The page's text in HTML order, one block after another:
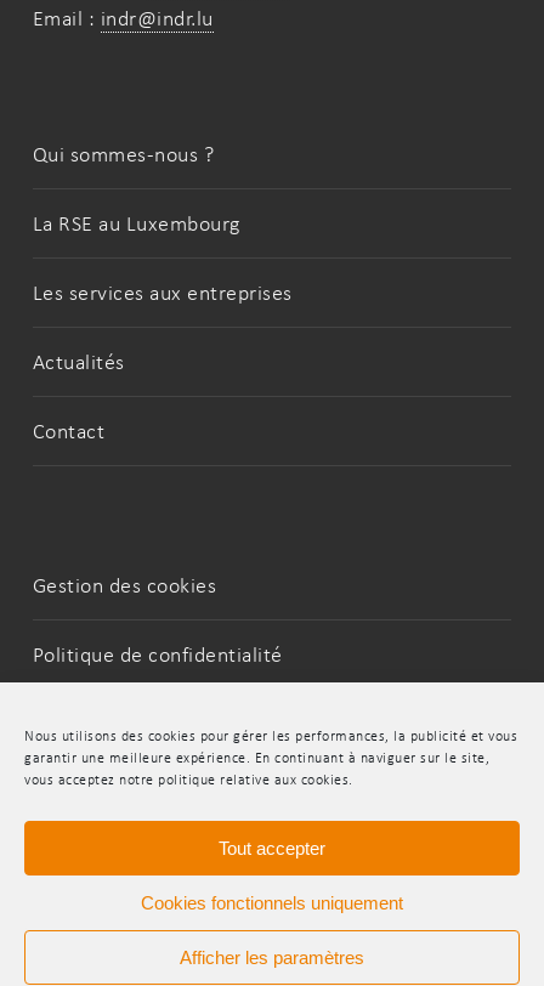
Nous utilisons des cookies pour gérer les performances, la publicité et vous
garantir une meilleure expérience. En continuant à naviguer sur le site,
vous acceptez notre politique relative aux cookies.
Tout accepter
Cookies fonctionnels uniquement
Afficher les paramètres
Email : indr@indr.lu
Qui sommes-nous ?
La RSE au Luxembourg
Les services aux entreprises
Actualités
Contact
Gestion des cookies
Politique de confidentialité
LinkedInYoutube
© 2026 INDR.